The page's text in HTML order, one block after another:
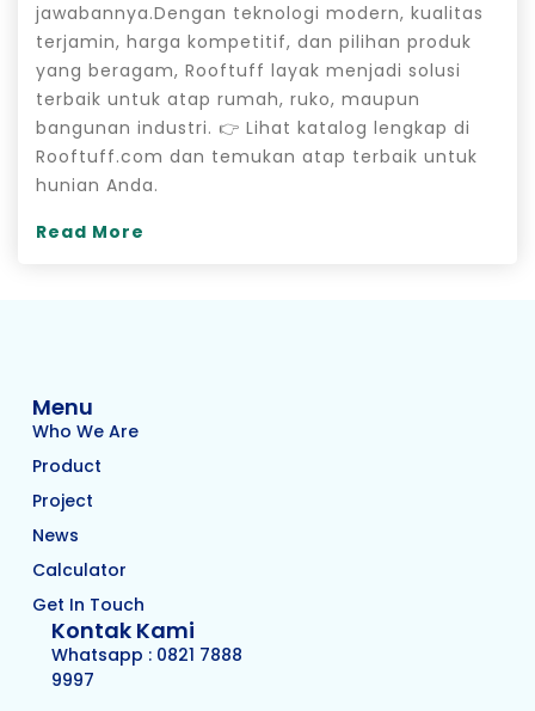
jawabannya.Dengan teknologi modern, kualitas
terjamin, harga kompetitif, dan pilihan produk
yang beragam, Rooftuff layak menjadi solusi
terbaik untuk atap rumah, ruko, maupun
bangunan industri. 👉 Lihat katalog lengkap di
Rooftuff.com dan temukan atap terbaik untuk
hunian Anda.
Read More
Menu
Who We Are
Product
Project
News
Calculator
Get In Touch
Kontak Kami
Whatsapp : 0821 7888
9997